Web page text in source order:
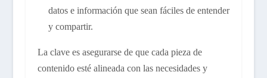
datos e información que sean fáciles de entender
y compartir.
La clave es asegurarse de que cada pieza de
contenido esté alineada con las necesidades y